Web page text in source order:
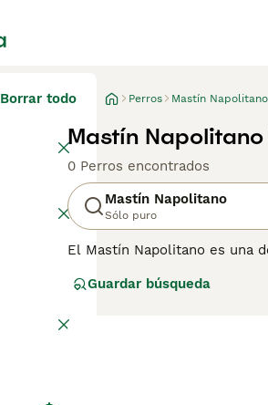
Borrar todo Perros Mastín Napolitano
Mastín
0 Perros encontrados
Mastín Napolitano
Sólo puro
El Mastín Napolitano es una
tienen una enorme cantidad
Guardar búsqueda